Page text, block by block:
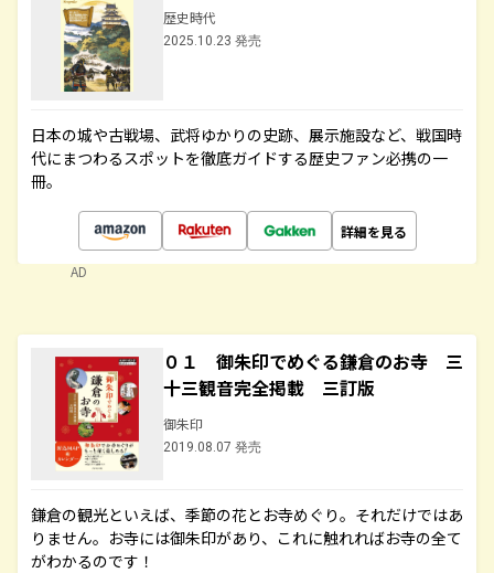
歴史時代
2025.10.23 発売
日本の城や古戦場、武将ゆかりの史跡、展示施設など、戦国時
代にまつわるスポットを徹底ガイドする歴史ファン必携の一
冊。
詳細を見る
AD
０１ 御朱印でめぐる鎌倉のお寺 三
十三観音完全掲載 三訂版
御朱印
2019.08.07 発売
鎌倉の観光といえば、季節の花とお寺めぐり。それだけではあ
りません。お寺には御朱印があり、これに触れればお寺の全て
がわかるのです！